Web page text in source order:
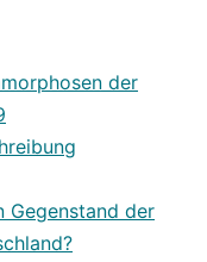
der
Gegenstand der